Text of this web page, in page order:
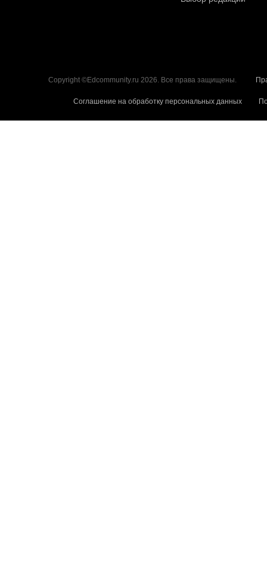
Copyright ©Edcommunity.ru 2026. Все права защищены.
Соглашение на обработку персональных данных